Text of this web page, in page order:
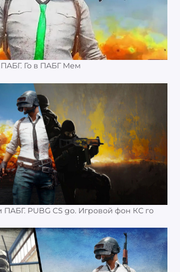
Го в ПАБГ Мем
ПАБГ. PUBG CS go. Игровой фон КС го